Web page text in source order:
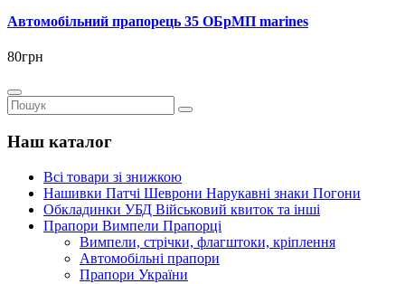
Автомобільний прапорець 35 ОБрМП marines
80грн
Наш каталог
Всі товари зі знижкою
Нашивки Патчі Шеврони Нарукавні знаки Погони
Обкладинки УБД Військовий квиток та інші
Прапори Вимпели Прапорці
Вимпели, стрічки, флагштоки, кріплення
Автомобільні прапори
Прапори України